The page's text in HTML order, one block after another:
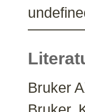
Bruker